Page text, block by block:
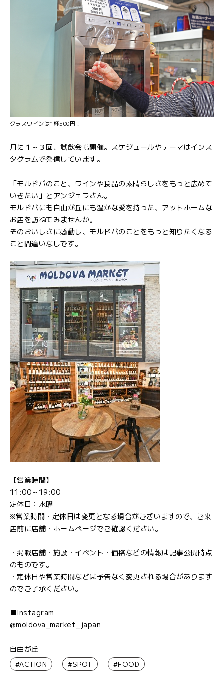
グラスワインは1杯500円！
月に１～３回、試飲会も開催。スケジュールやテーマはインス
タグラムで発信しています。
「モルドバのこと、ワインや食品の素晴らしさをもっと広めて
いきたい」とアンジェラさん。
モルドバにも自由が丘にも温かな愛を持った、アットホームな
お店を訪ねてみませんか。
そのおいしさに感動し、モルドバのことをもっと知りたくなる
こと間違いなしです。
【営業時間】
11:00～19:00
定休日：水曜
※営業時間・定休日は変更となる場合がございますので、ご来
店前に店舗・ホームページでご確認ください。
・掲載店舗・施設・イベント・価格などの情報は記事公開時点
のものです。
・定休日や営業時間などは予告なく変更される場合があります
のでご了承ください。
■Instagram
@moldova_market_japan
自由が丘
#ACTION #SPOT #FOOD